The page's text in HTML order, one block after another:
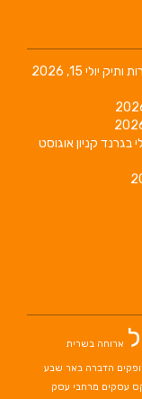
ותיק יולי 15, 2026
קניוןאוגוסט
ארוחה בשרית
הדברה באר שבע
עסקים מרחבי עסק